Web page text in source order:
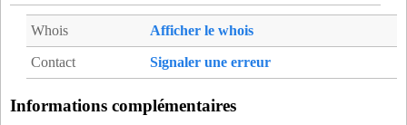
ven06- Vence (17 km)
vll06- Vallauris (14 km)
Whois Afficher le whois
Contact Signaler une erreur
Informations complémentaires